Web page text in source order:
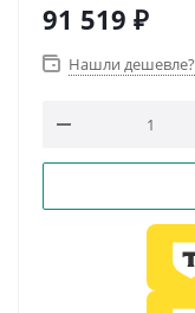
91 519 ₽
Нашли дешевле?